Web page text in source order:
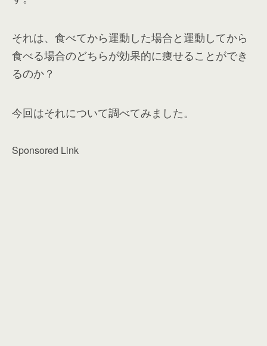
それは、食べてから運動した場合と運動してから
食べる場合のどちらが効果的に痩せることができ
るのか？
今回はそれについて調べてみました。
Sponsored Link